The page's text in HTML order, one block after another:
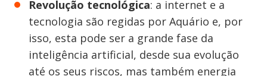
Revolução tecnológica: a internet e a
tecnologia são regidas por Aquário e, por
isso, esta pode ser a grande fase da
inteligência artificial, desde sua evolução
até os seus riscos, mas também energia